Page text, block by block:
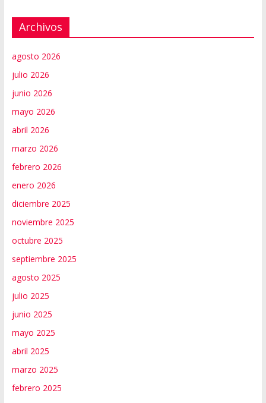
Archivos
agosto 2026
julio 2026
junio 2026
mayo 2026
abril 2026
marzo 2026
febrero 2026
enero 2026
diciembre 2025
noviembre 2025
octubre 2025
septiembre 2025
agosto 2025
julio 2025
junio 2025
mayo 2025
abril 2025
marzo 2025
febrero 2025